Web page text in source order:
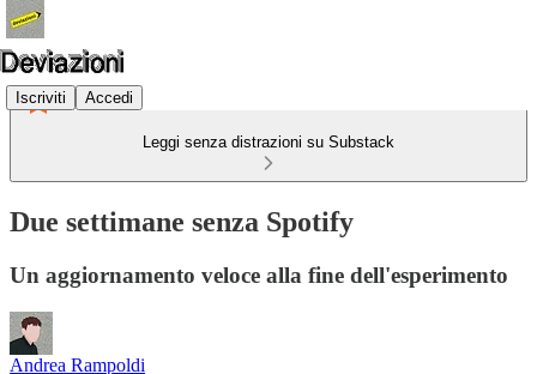
Iscriviti Accedi
Leggi senza distrazioni su Substack
Due settimane senza Spotify
Un aggiornamento veloce alla fine dell'esperimento
Andrea Rampoldi